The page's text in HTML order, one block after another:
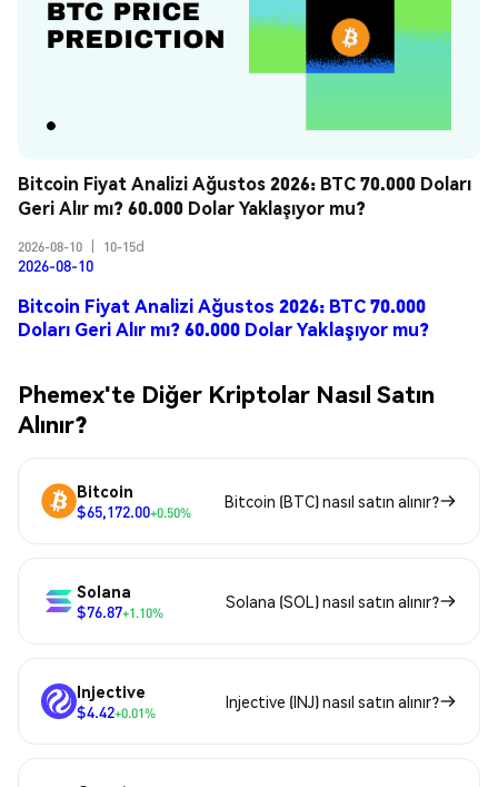
Bitcoin Fiyat Analizi Ağustos 2026: BTC 70.000 Doları
Geri Alır mı? 60.000 Dolar Yaklaşıyor mu?
2026-08-10 10-15d
2026-08-10
Bitcoin Fiyat Analizi Ağustos 2026: BTC 70.000
Doları Geri Alır mı? 60.000 Dolar Yaklaşıyor mu?
Phemex'te Diğer Kriptolar Nasıl Satın
Alınır?
Bitcoin
$65,172.00+0.50%
Bitcoin (BTC) nasıl satın alınır?
Solana
$76.87+1.10%
Solana (SOL) nasıl satın alınır?
Injective
$4.42+0.01%
Injective (INJ) nasıl satın alınır?